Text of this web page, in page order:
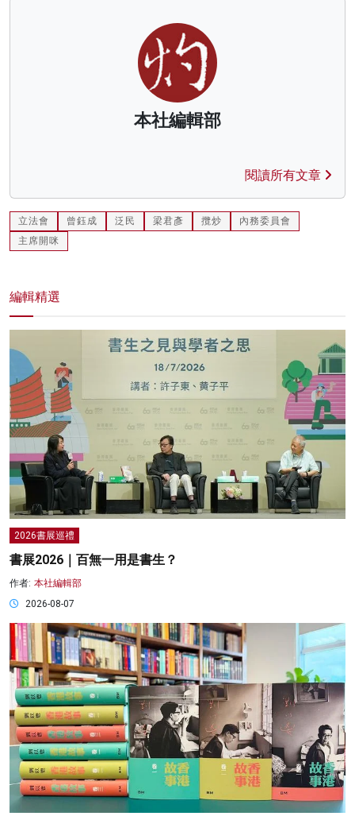
本社編輯部
閱讀所有文章
立法會 曾鈺成 泛民 梁君彥 攬炒
內務委員會
主席開咪
編輯精選
2026書展巡禮
書展2026｜百無一用是書生？
作者: 本社編輯部
2026-08-07